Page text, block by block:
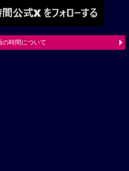
の時間について